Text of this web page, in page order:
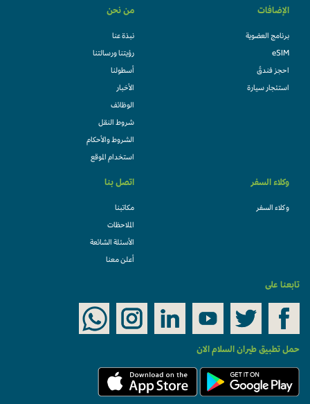
الإضافات
برنامج العضوية
eSIM
احجز فندقً
استئجار سيارة
من نحن
نبذة عنا
رؤيتنا ورسالتنا
أسطولنا
الأخبار
الوظائف
شروط النقل
الشروط والأحكام
استخدام الموقع
وكلاء السفر
وكلاء السفر
اتصل بنا
مكاتبنا
الملاحظات
الأسئلة الشائعة
أعلن معنا
تابعنا على
حمل تطبيق طيران السلام الان